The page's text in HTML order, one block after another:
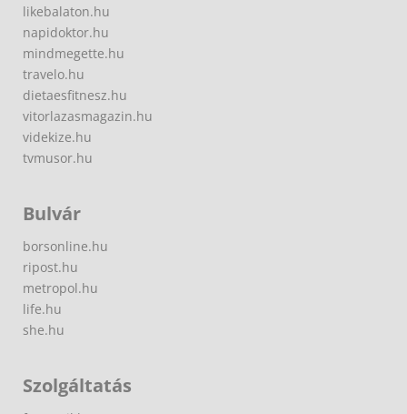
likebalaton.hu
napidoktor.hu
mindmegette.hu
travelo.hu
dietaesfitnesz.hu
vitorlazasmagazin.hu
videkize.hu
tvmusor.hu
Bulvár
borsonline.hu
ripost.hu
metropol.hu
life.hu
she.hu
Szolgáltatás